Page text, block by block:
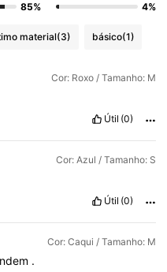
85%
4%
material(3) básico(1)
Cor: Roxo / Tamanho: M
Útil (0)
Cor: Azul / Tamanho: S
Útil (0)
Cor: Caqui / Tamanho: M
.